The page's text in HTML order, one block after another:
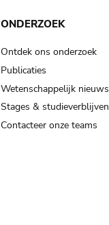
ONDERZOEK
Ontdek ons onderzoek
Publicaties
Wetenschappelijk nieuws
Stages & studieverblijven
Contacteer onze teams